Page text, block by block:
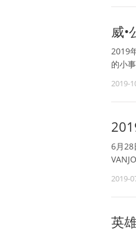
威•
2019
的小
2019-
6月28
2019-
英